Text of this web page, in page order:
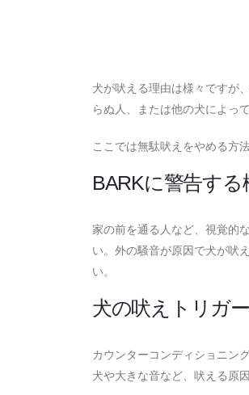
犬が吠える理由は様々ですが
らぬ人、または他の犬によっ
ここでは無駄吠えをやめる方
BARKに警告す
家の前を通る人など、視覚的
い。外の騒音が原因で犬が吠
い。
犬の吠えトリガ
カウンターコンディショニン
犬や大きな音など、吠える原